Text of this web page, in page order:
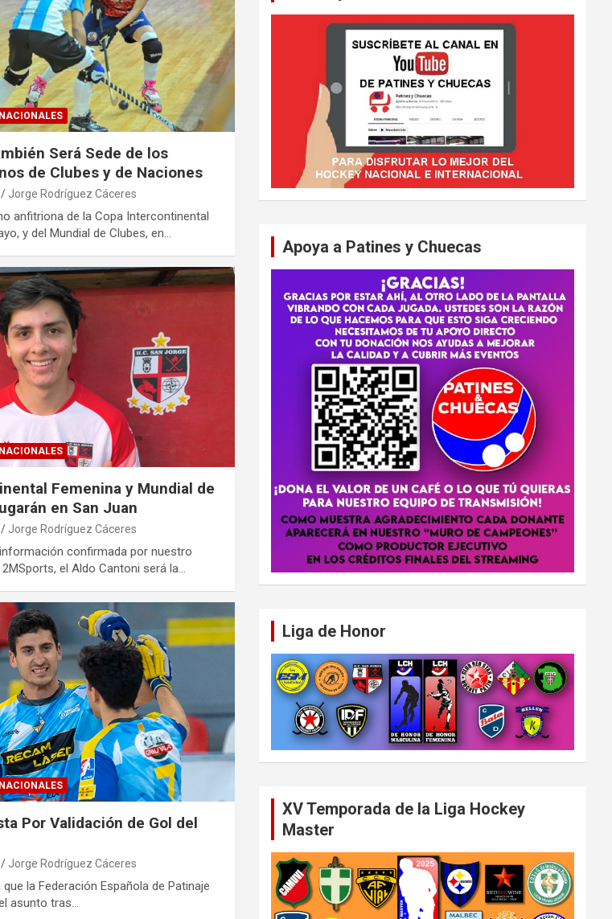
Será Sede de los
de Clubes y de Naciones
Jorge Rodríguez Cáceres
anfitriona de la Copa Intercontinental
y del Mundial de Clubes, en…
Femenina y Mundial de
en San Juan
Jorge Rodríguez Cáceres
confirmada por nuestro
el Aldo Cantoni será la…
Por Validación de Gol del
Jorge Rodríguez Cáceres
que la Federación Española de Patinaje
asunto tras…
Apoya a Patines y Chuecas
Liga de Honor
XV Temporada de la Liga Hockey
Master